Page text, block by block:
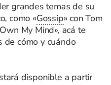
grandes temas de su
como «Gossip» con Tom
My Mind», acá te
cómo y cuándo
disponible a partir